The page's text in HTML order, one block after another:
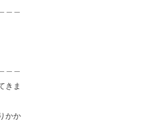
きま
かか